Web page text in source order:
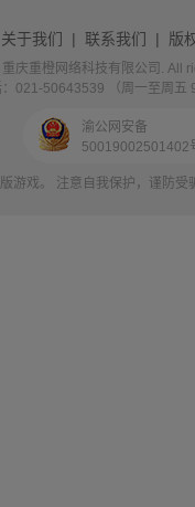
关于我们 | 联系我们 | 版
庆重橙网络科技有限公司.
：021-50643539 （周一至周
渝公网安备
50019002501402
游戏。 注意自我保护，谨防